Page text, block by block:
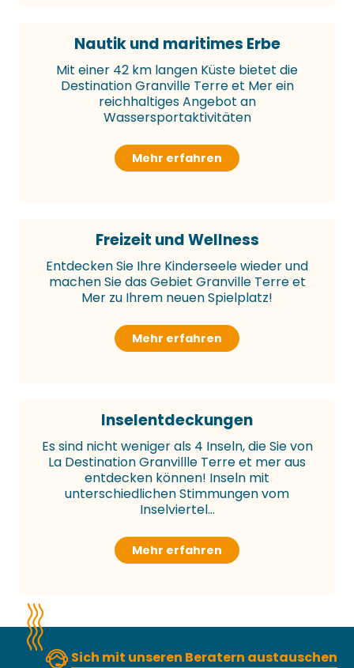
Nautik und maritimes Erbe
Mit einer 42 km langen Küste bietet die
Destination Granville Terre et Mer ein
reichhaltiges Angebot an
Wassersportaktivitäten
Mehr erfahren
Freizeit und Wellness
Entdecken Sie Ihre Kinderseele wieder und
machen Sie das Gebiet Granville Terre et
Mer zu Ihrem neuen Spielplatz!
Mehr erfahren
Inselentdeckungen
Es sind nicht weniger als 4 Inseln, die Sie von
La Destination Granvillle Terre et mer aus
entdecken können! Inseln mit
unterschiedlichen Stimmungen vom
Inselviertel...
Mehr erfahren
Sich mit unseren Beratern austauschen